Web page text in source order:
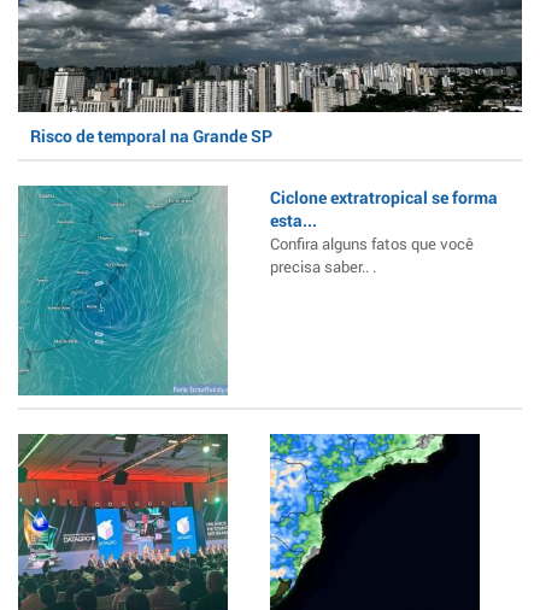
Risco de temporal na Grande SP
Ciclone extratropical se forma
esta...
Confira alguns fatos que você
precisa saber.. .